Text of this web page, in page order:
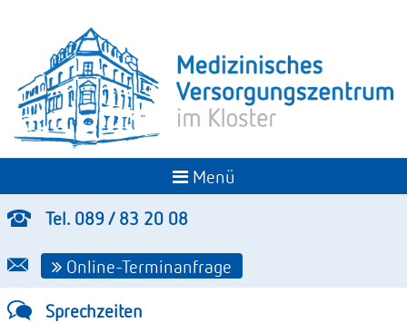
Menü
Tel. 089 / 83 20 08
Online-Terminanfrage
Sprechzeiten